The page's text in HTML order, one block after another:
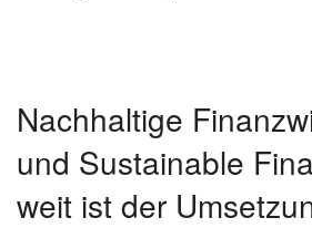
Nachhaltige
und Sustainable
weit ist der